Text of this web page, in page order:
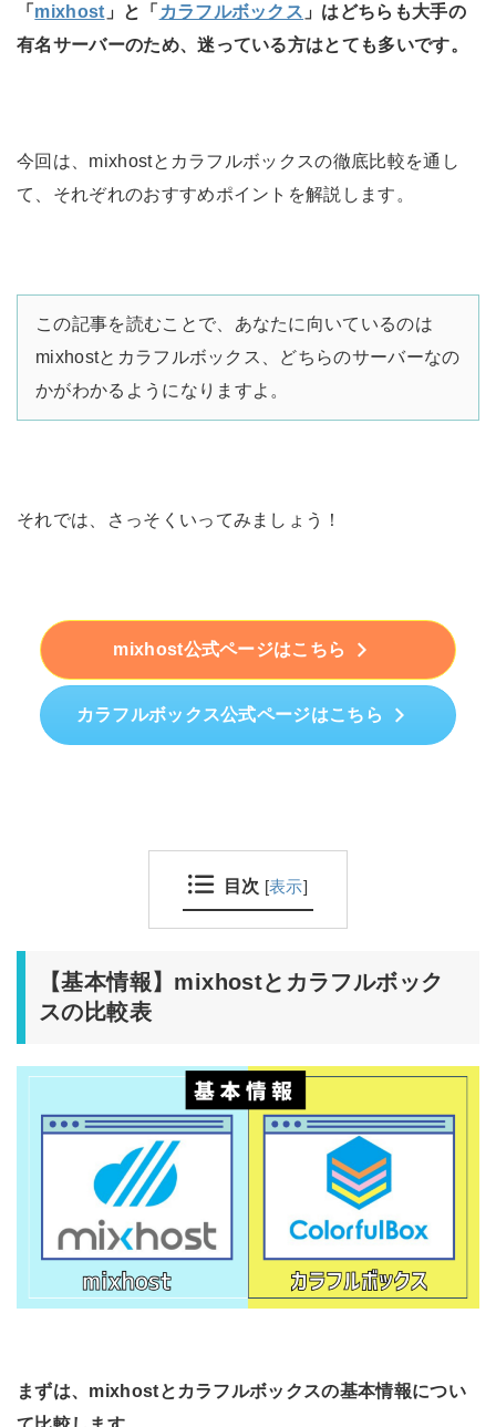
「 mixhost 」と「 カラフルボックス 」はどちらも大手の
有名サーバーのため、迷っている方はとても多いです。
今回は、mixhostとカラフルボックスの徹底比較を通し
て、それぞれのおすすめポイントを解説します。
この記事を読むことで、あなたに向いているのは
mixhostとカラフルボックス、どちらのサーバーなの
かがわかるようになりますよ。
それでは、さっそくいってみましょう！
mixhost公式ページはこちら
カラフルボックス公式ページはこちら
目次 [表示]
【基本情報】mixhostとカラフルボック
スの比較表
まずは、mixhostとカラフルボックスの基本情報につい